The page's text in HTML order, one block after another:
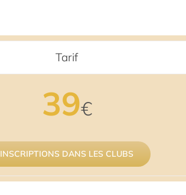
Tarif
39€
INSCRIPTIONS DANS LES CLUBS